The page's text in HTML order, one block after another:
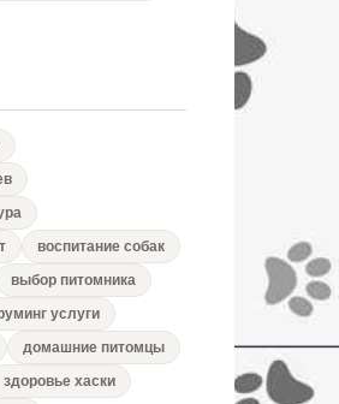
воспитание собак
выбор питомника
услуги
домашние питомцы
здоровье хаски